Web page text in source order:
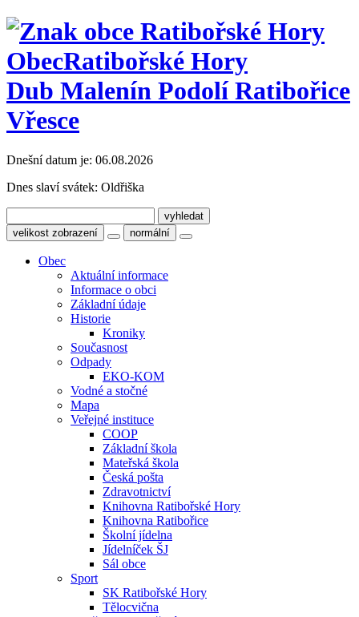
ObecRatibořské Hory
Dub Malenín Podolí Ratibořice
Vřesce
Dnešní datum je: 06.08.2026
Dnes slaví svátek: Oldřiška
velikost zobrazení normální
Obec
Aktuální informace
Informace o obci
Základní údaje
Historie
Kroniky
Současnost
Odpady
EKO-KOM
Vodné a stočné
Mapa
Veřejné instituce
COOP
Základní škola
Mateřská škola
Česká pošta
Zdravotnictví
Knihovna Ratibořské Hory
Knihovna Ratibořice
Školní jídelna
Jídelníček ŠJ
Sál obce
Sport
SK Ratibořské Hory
Tělocvična